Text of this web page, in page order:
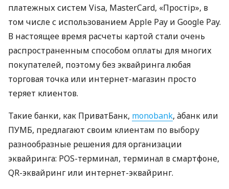
платежных систем Visa, MasterCard, «Простір», в
том числе с использованием Apple Pay и Google Pay.
В настоящее время расчеты картой стали очень
распространенным способом оплаты для многих
покупателей, поэтому без эквайринга любая
торговая точка или интернет-магазин просто
теряет клиентов.
Такие банки, как ПриватБанк, monobank, àбанк или
ПУМБ, предлагают своим клиентам по выбору
разнообразные решения для организации
эквайринга: POS-терминал, терминал в смартфоне,
QR-эквайринг или интернет-эквайринг.